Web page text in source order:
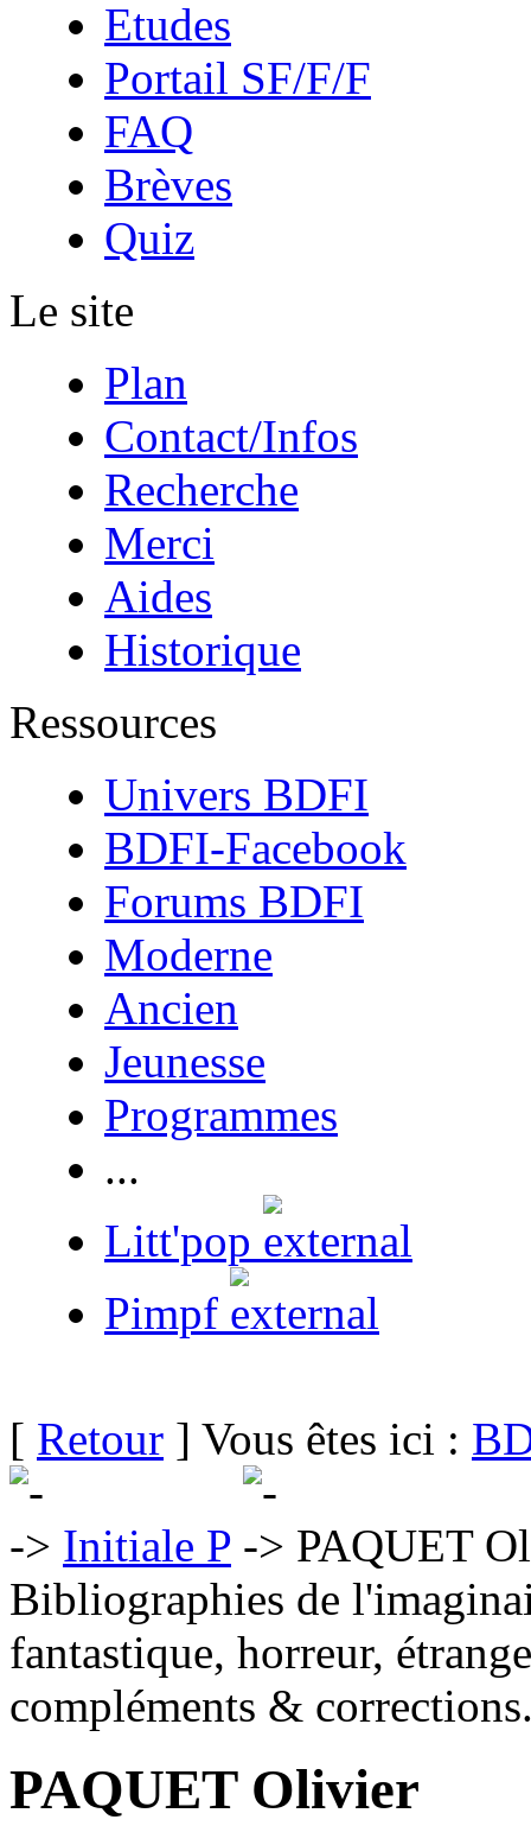
Etudes
Portail SF/F/F
FAQ
Brèves
Quiz
Le site
Plan
Contact/Infos
Recherche
Merci
Aides
Historique
Ressources
Univers BDFI
BDFI-Facebook
Forums BDFI
Moderne
Ancien
Jeunesse
Programmes
...
Litt'pop
Pimpf
[ Retour ] Vous êtes ici :
Initiale P
PAQUET
Bibliographies de
fantastique, horreur,
compléments &
PAQUET Olivier